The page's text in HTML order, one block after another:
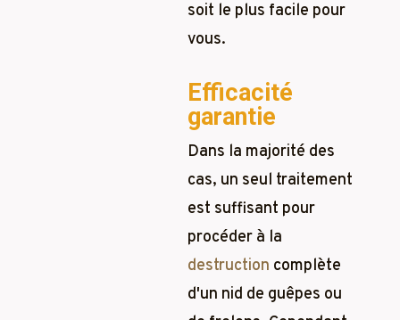
soit le plus facile pour
vous.
Efficacité
garantie
Dans la majorité des
cas, un seul traitement
est suffisant pour
procéder à la
destruction complète
d'un nid de guêpes ou